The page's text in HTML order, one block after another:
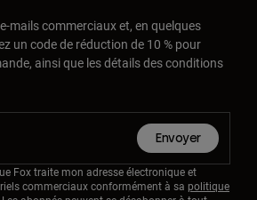
mails commerciaux et, en quelques
un code de réduction de 10 % pour
ainsi que les détails des conditions
Envoyer
Fox traite mon adresse électronique et
commerciaux conformément à sa politique